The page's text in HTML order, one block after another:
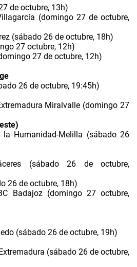
de octubre, 13h)
(domingo 27 de octubre,
(sábado 26 de octubre, 18h)
27 octubre, 12h)
27 de octubre, 12h)
26 de octubre, 19:45h)
Miralvalle (domingo 27
la Humanidad-Melilla (sábado 26
(sábado 26 de octubre,
26 de octubre, 18h)
Badajoz (domingo 27 octubre,
(sábado 26 de octubre, 19h)
(sábado 26 de octubre,